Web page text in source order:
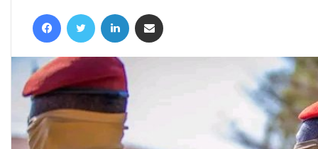
courriel
FacebookTwitter Linkedin